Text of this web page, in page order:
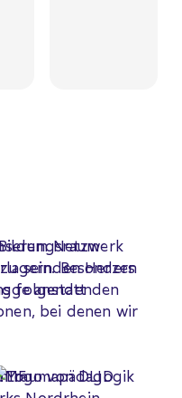
Netzwerk
sein. Besonders
folgenden
bei denen wir